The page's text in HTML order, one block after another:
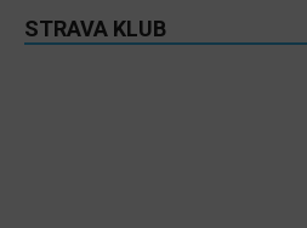
STRAVA KLUB